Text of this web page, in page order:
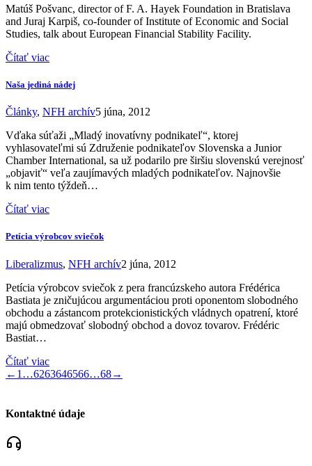
Matúš Pošvanc, director of F. A. Hayek Foundation in Bratislava
and Juraj Karpiš, co-founder of Institute of Economic and Social
Studies, talk about European Financial Stability Facility.
Čítať viac
Naša jediná nádej
Články, NFH archív5 júna, 2012
Vďaka súťaži „Mladý inovatívny podnikateľ“, ktorej
vyhlasovateľmi sú Združenie podnikateľov Slovenska a Junior
Chamber International, sa už podarilo pre širšiu slovenskú verejnosť
„objaviť“ veľa zaujímavých mladých podnikateľov. Najnovšie
k nim tento týždeň…
Čítať viac
Petícia výrobcov sviečok
Liberalizmus, NFH archív2 júna, 2012
Petícia výrobcov sviečok z pera francúzskeho autora Frédérica
Bastiata je zničujúcou argumentáciou proti oponentom slobodného
obchodu a zástancom protekcionistických vládnych opatrení, ktoré
majú obmedzovať slobodný obchod a dovoz tovarov. Frédéric
Bastiat…
Čítať viac
← 1 …6263646566…68→
Kontaktné údaje